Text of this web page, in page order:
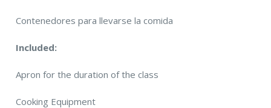
Contenedores para llevarse la comida
Included:
Apron for the duration of the class
Cooking Equipment